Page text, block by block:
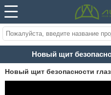
Новый щит
Новый щит безопасности